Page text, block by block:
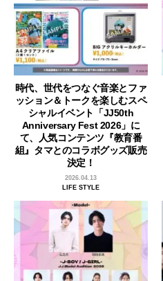
時代、世代をつなぐ音楽とファ
ッション＆トークを楽しむスペ
シャルイベント「JJ50th
Anniversary Fest 2026」に
て、人気コンテンツ『教育番
組』タマとのコラボグッズ販売
決定！
2026.04.13
LIFE STYLE